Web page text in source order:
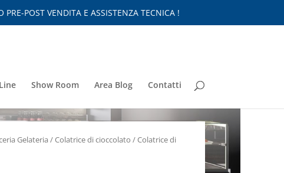
POST VENDITA E ASSISTENZA TECNICA !
Show Room Area Blog Contatti
Gelateria /Colatrice di cioccolato / Colatrice di